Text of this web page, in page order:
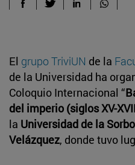
El grupo TriviUN de la
de la Universidad ha
Coloquio Internacional “
del imperio (siglos XV-
la Universidad de la
Velázquez, donde tuvo